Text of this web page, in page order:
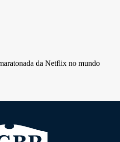
da Netflix no mundo